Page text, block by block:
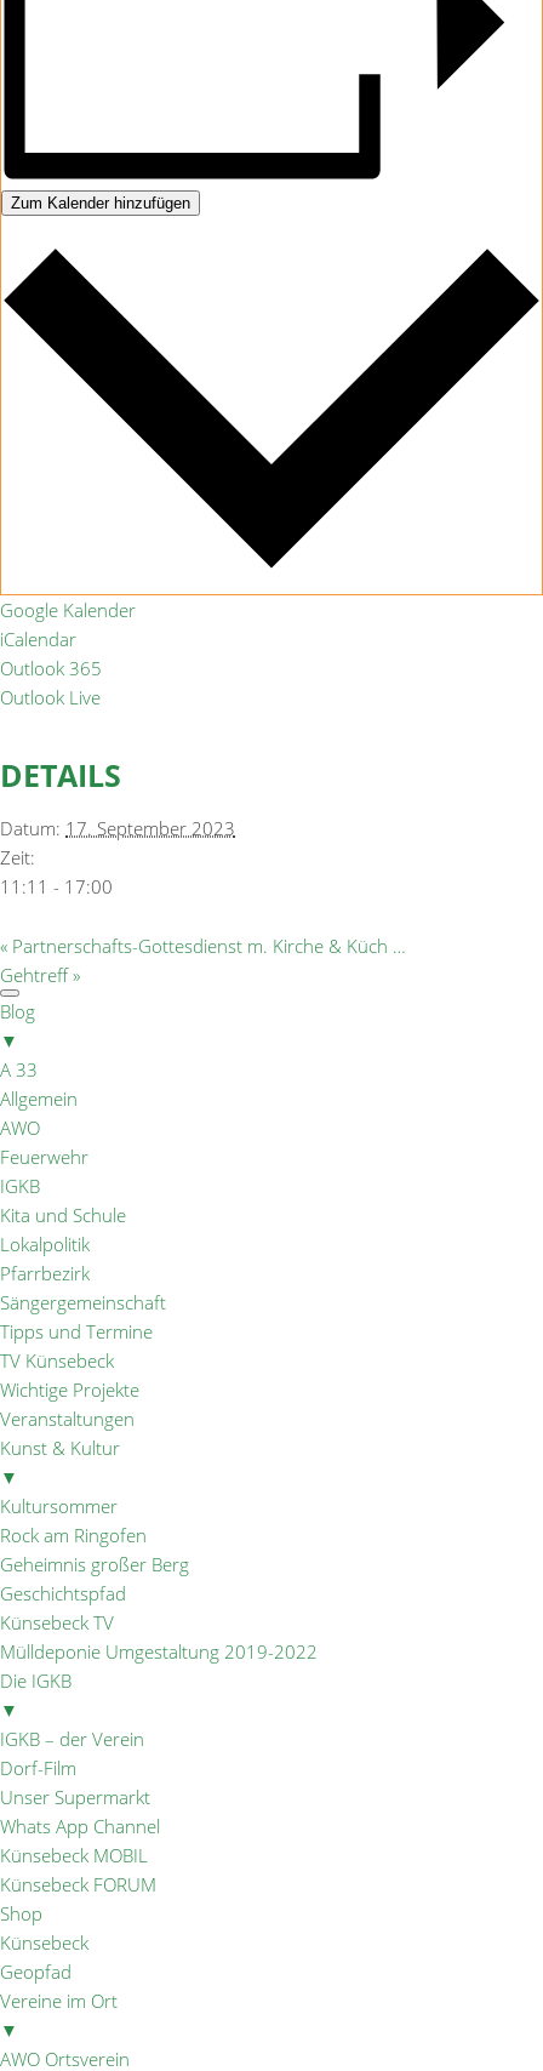
Zum Kalender hinzufügen
Google Kalender
iCalendar
Outlook 365
Outlook Live
DETAILS
Datum: 17. September 2023
Zeit:
11:11 - 17:00
« Partnerschafts-Gottesdienst m. Kirche & Küch …
Gehtreff»
Blog
▼
A 33
Allgemein
AWO
Feuerwehr
IGKB
Kita und Schule
Lokalpolitik
Pfarrbezirk
Sängergemeinschaft
Tipps und Termine
TV Künsebeck
Wichtige Projekte
Veranstaltungen
Kunst & Kultur
▼
Kultursommer
Rock am Ringofen
Geheimnis großer Berg
Geschichtspfad
Künsebeck TV
Mülldeponie Umgestaltung 2019-2022
Die IGKB
▼
IGKB – der Verein
Dorf-Film
Unser Supermarkt
Whats App Channel
Künsebeck MOBIL
Künsebeck FORUM
Shop
Künsebeck
Geopfad
Vereine im Ort
▼
AWO Ortsverein